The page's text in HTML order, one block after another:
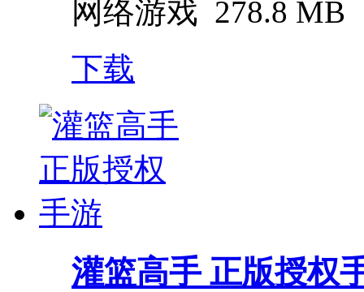
网络游戏 278.8 MB
下载
灌篮高手 正版授权